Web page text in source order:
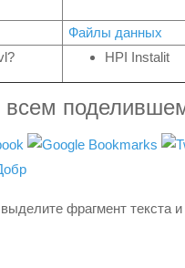
Файлы данных
HPI Instalit
всем
фрагмент текста